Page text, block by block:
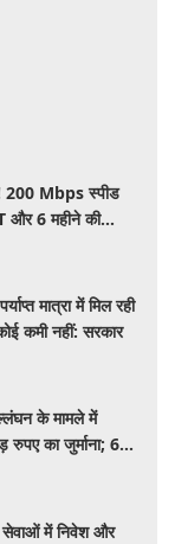
200 Mbps स्पीड
और 6 महीने की
मात्रा में मिल रही
कमी नहीं: सरकार
के मामले में
रुपए का जुर्माना; 6
सेवाओं में निवेश और